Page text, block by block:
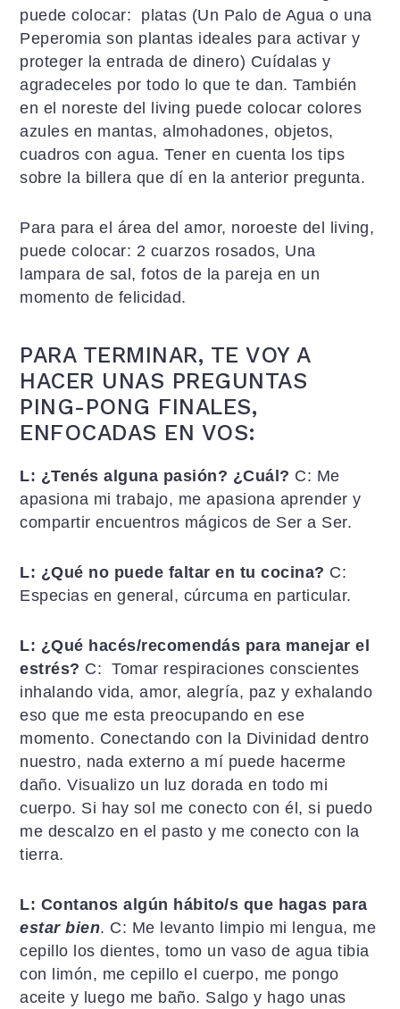
puede colocar: platas (Un Palo de Agua o una
Peperomia son plantas ideales para activar y
proteger la entrada de dinero) Cuídalas y
agradeceles por todo lo que te dan. También
en el noreste del living puede colocar colores
azules en mantas, almohadones, objetos,
cuadros con agua. Tener en cuenta los tips
sobre la billera que dí en la anterior pregunta.
Para para el área del amor, noroeste del living,
puede colocar: 2 cuarzos rosados, Una
lampara de sal, fotos de la pareja en un
momento de felicidad.
PARA TERMINAR, TE VOY A
HACER UNAS PREGUNTAS
PING-PONG FINALES,
ENFOCADAS EN VOS:
L: ¿Tenés alguna pasión? ¿Cuál? C: Me
apasiona mi trabajo, me apasiona aprender y
compartir encuentros mágicos de Ser a Ser.
L: ¿Qué no puede faltar en tu cocina? C:
Especias en general, cúrcuma en particular.
L: ¿Qué hacés/recomendás para manejar el
estrés? C: Tomar respiraciones conscientes
inhalando vida, amor, alegría, paz y exhalando
eso que me esta preocupando en ese
momento. Conectando con la Divinidad dentro
nuestro, nada externo a mí puede hacerme
daño. Visualizo un luz dorada en todo mi
cuerpo. Si hay sol me conecto con él, si puedo
me descalzo en el pasto y me conecto con la
tierra.
L: Contanos algún hábito/s que hagas para
estar bien. C: Me levanto limpio mi lengua, me
cepillo los dientes, tomo un vaso de agua tibia
con limón, me cepillo el cuerpo, me pongo
aceite y luego me baño. Salgo y hago unas